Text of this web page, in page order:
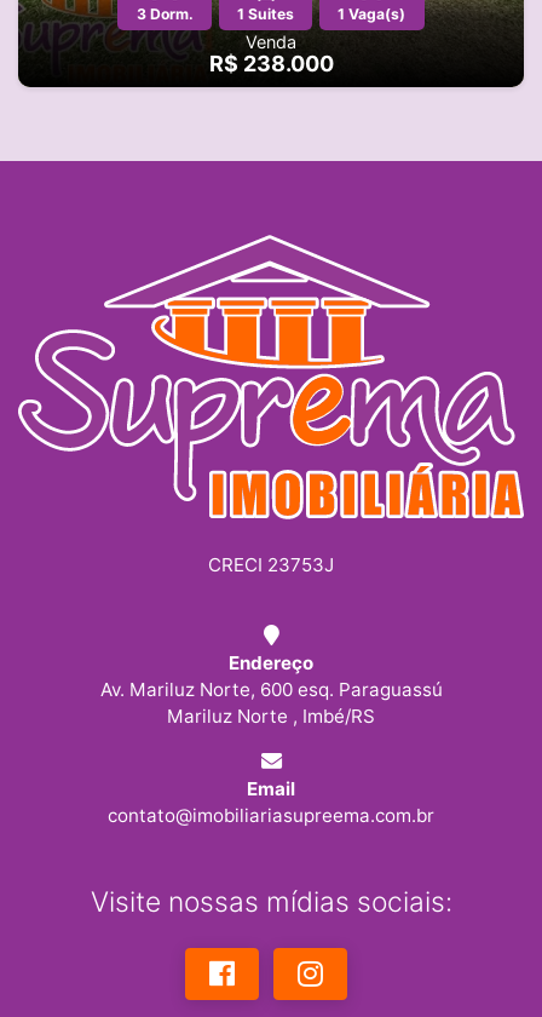
3 Dorm. 1 Suites 1 Vaga(s)
Venda
R$ 238.000
CRECI 23753J
Endereço
Av. Mariluz Norte, 600 esq. Paraguassú
Mariluz Norte , Imbé/RS
Email
contato@imobiliariasupreema.com.br
Visite nossas mídias sociais: